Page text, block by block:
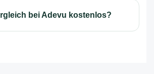
bei Adevu kostenlos?